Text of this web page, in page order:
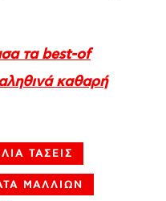
τα best-of
καθαρή
ΤΑΣΕΙΣ
ΜΑΛΛΙΩΝ